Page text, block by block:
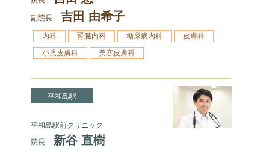
副院長 吉田 由希子
内科 腎臓内科 糖尿病内科
皮膚科
小児皮膚科
美容皮膚科
平和島駅
平和島駅前クリニック
院長
新谷 直樹